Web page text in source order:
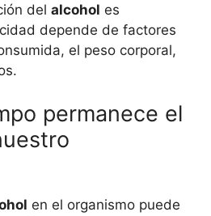
del alcohol es
depende de factores
el peso corporal,
permanece el
en el organismo puede